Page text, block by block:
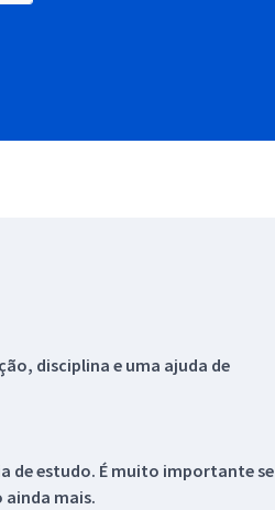
disciplina e uma ajuda de
de estudo. É muito importante se
ainda mais.